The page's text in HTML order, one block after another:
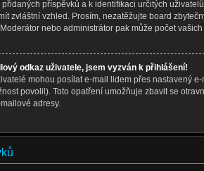
přidaných příspěvků a k identifikaci určitých
zvláštní vzhled. Prosím, nezatěžujte board
nebo administrátor pak může počet
odkaz uživatele, jsem vyzván k přihlášení!
mohou posílat e-mail lidem přes nastavený
povolil). Toto opatření umožňuje zbavit se
adresy.